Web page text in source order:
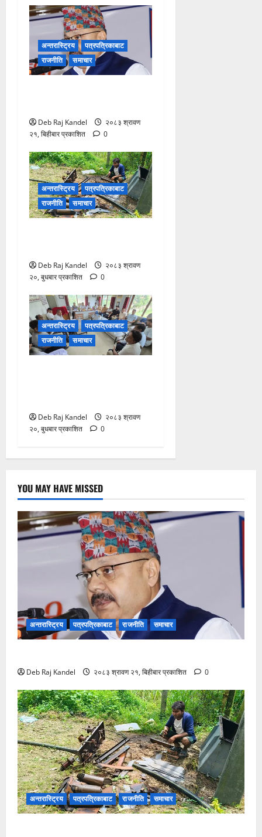
अन्तरास्ट्रिय
पत्रपत्रिकाबाट
राजनीति
समाचार
Deb Raj Kandel
२०८३ श्रावण
२१, बिहीबार प्रकाशित
0
अन्तरास्ट्रिय
पत्रपत्रिकाबाट
राजनीति
समाचार
Deb Raj Kandel
२०८३ श्रावण
२०, बुधबार प्रकाशित
0
अन्तरास्ट्रिय
पत्रपत्रिकाबाट
राजनीति
समाचार
Deb Raj Kandel
२०८३ श्रावण
२०, बुधबार प्रकाशित
0
YOU MAY HAVE MISSED
अन्तरास्ट्रिय पत्रपत्रिकाबाट राजनीति समाचार
Deb Raj Kandel २०८३ श्रावण २१, बिहीबार प्रकाशित 0
अन्तरास्ट्रिय पत्रपत्रिकाबाट राजनीति समाचार